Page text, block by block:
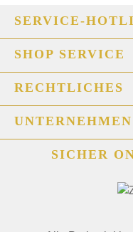
SERVICE-
SHOP SERVICE
RECHTLICHES
UNTERNEHMEN
SICHER